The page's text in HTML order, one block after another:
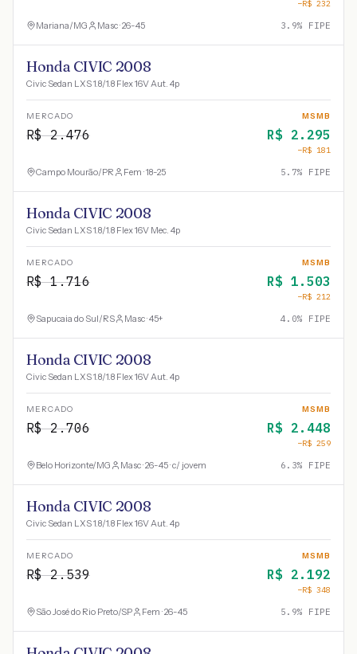
−R$ 232
Mariana/MG Masc · 26-45 3.9% FIPE
Honda CIVIC 2008
Civic Sedan LXS 1.8/1.8 Flex 16V Aut. 4p
MERCADO
R$2.476
MSMB
R$ 2.295
−R$ 181
Campo Mourão/PR Fem · 18-25 5.7% FIPE
Honda CIVIC 2008
Civic Sedan LXS 1.8/1.8 Flex 16V Mec. 4p
MERCADO
R$1.716
MSMB
R$ 1.503
−R$ 212
Sapucaia do Sul/RS Masc · 45+ 4.0% FIPE
Honda CIVIC 2008
Civic Sedan LXS 1.8/1.8 Flex 16V Aut. 4p
MERCADO
R$2.706
MSMB
R$ 2.448
−R$ 259
Belo Horizonte/MG Masc · 26-45 · c/ jovem 6.3% FIPE
Honda CIVIC 2008
Civic Sedan LXS 1.8/1.8 Flex 16V Aut. 4p
MERCADO
R$2.539
MSMB
R$ 2.192
−R$ 348
São José do Rio Preto/SP Fem · 26-45 5.9% FIPE